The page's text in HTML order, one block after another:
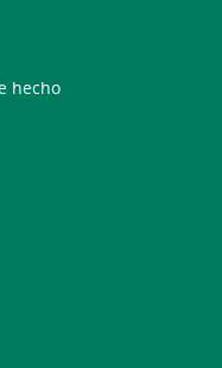
hecho